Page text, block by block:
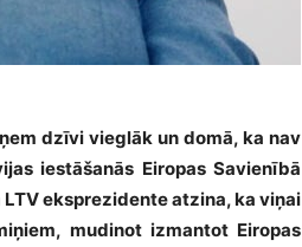
dzīvi vieglāk un domā, ka nav
iestāšanās Eiropas Savienībā
eksprezidente atzina, ka viņai
mudinot izmantot Eiropas